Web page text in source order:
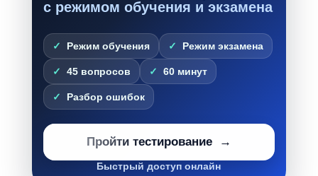
с режимом обучения и экзамена
Режим обучения Режим экзамена
45 вопросов 60 минут
Разбор ошибок
Пройти тестирование
Быстрый доступ онлайн